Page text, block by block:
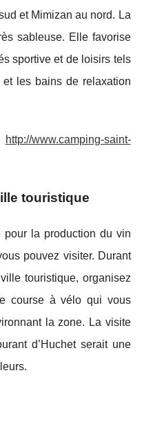
et Mimizan au nord. La
sableuse. Elle favorise
sportive et de loisirs tels
les bains de relaxation
http://www.camping-saint-
touristique
pour la production du vin
pouvez visiter. Durant
touristique, organisez
course à vélo qui vous
la zone. La visite
d’Huchet serait une